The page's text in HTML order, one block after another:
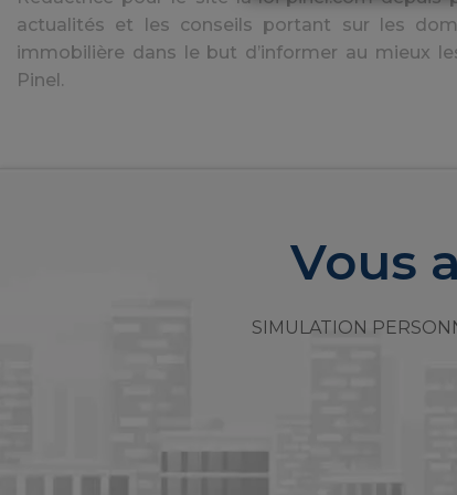
actualités et les conseils portant sur les
immobilière dans le but d’informer au mieux
Pinel.
Vous
SIMULATION